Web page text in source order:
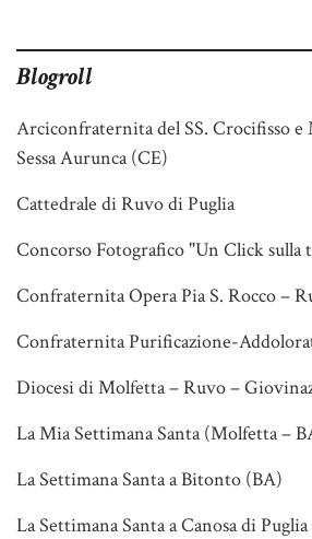
Blogroll
Arciconfraternita del SS. Crocifisso
Sessa Aurunca (CE)
Cattedrale di Ruvo di Puglia
Concorso Fotografico "Un Click sulla
Confraternita Opera Pia S. Rocco –
Confraternita Purificazione-
Diocesi di Molfetta – Ruvo –
La Mia Settimana Santa (Molfetta –
La Settimana Santa a Bitonto (BA)
La Settimana Santa a Canosa di